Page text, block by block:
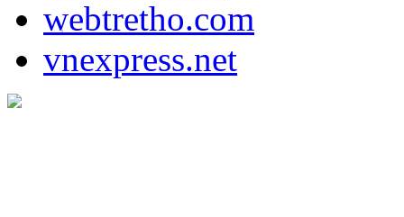
webtretho.com
vnexpress.net